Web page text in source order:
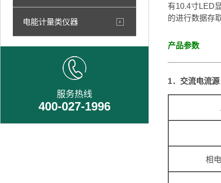
电能计量类仪器
服务热线
400-027-1996
有10.4寸LED
的进行数据存
产品参数
1．交流电流
相